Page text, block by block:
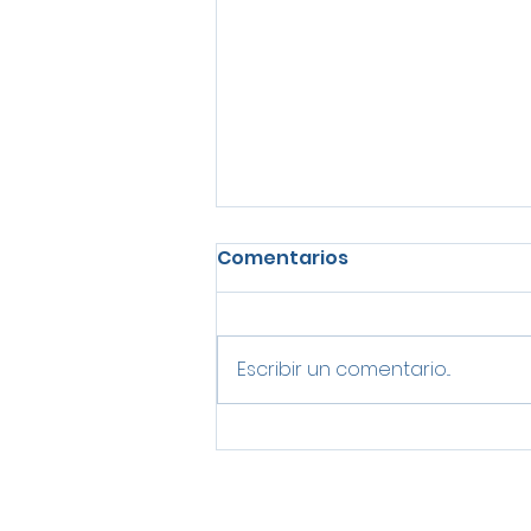
Cómo crear una oficina
Comentarios
Escribir un comentario...